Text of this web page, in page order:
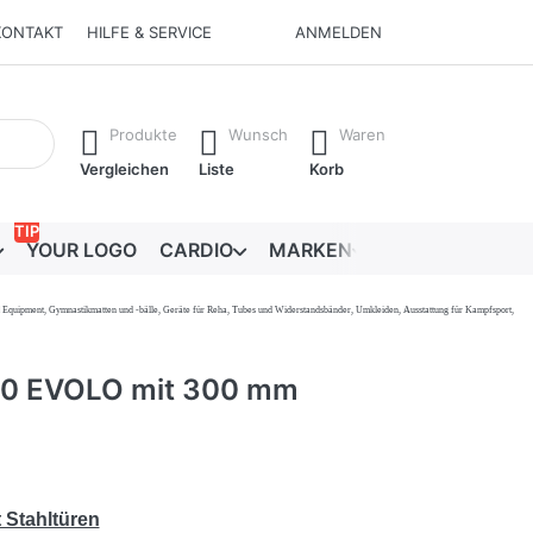
HILFE & SERVICE ANMELDEN
Drücken Sie die Eingabetaste, um alle Ergebnisse
Produkte
Vergleichen
Wunsch
Liste
Waren
Korb
YOUR LOGO
TIP
CARDIO MARKEN
Gymnastikmatten und -bälle, Geräte für Reha, Tubes und Widerstandsbänder, Umkleiden, Ausstattung für Kampfsport,
EVOLO mit 300 mm
Stahltüren